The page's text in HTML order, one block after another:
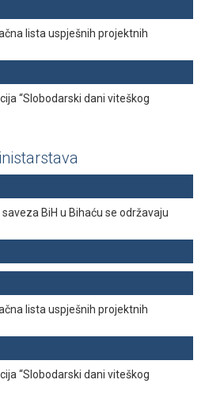
lista uspješnih projektnih
“Slobodarski dani viteškog
BiH u Bihaću se održavaju
lista uspješnih projektnih
“Slobodarski dani viteškog